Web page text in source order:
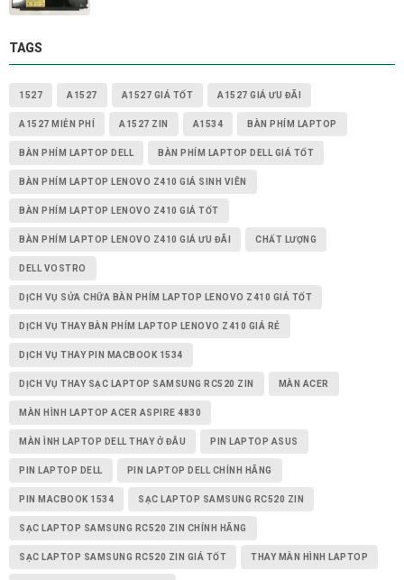
TAGS
1527 A1527 A1527 GIÁ TỐT A1527 GIÁ ƯU ĐÃI
A1527 MIỄN PHÍ A1527 ZIN A1534 BÀN PHÍM LAPTOP
BÀN PHÍM LAPTOP DELL BÀN PHÍM LAPTOP DELL GIÁ TỐT
BÀN PHÍM LAPTOP LENOVO Z410 GIÁ SINH VIÊN
BÀN PHÍM LAPTOP LENOVO Z410 GIÁ TỐT
BÀN PHÍM LAPTOP LENOVO Z410 GIÁ ƯU ĐÃI CHẤT LƯỢNG
DELL VOSTRO
DỊCH VỤ SỬA CHỮA BÀN PHÍM LAPTOP LENOVO Z410 GIÁ TỐT
DỊCH VỤ THAY BÀN PHÍM LAPTOP LENOVO Z410 GIÁ RẺ
DỊCH VỤ THAY PIN MACBOOK 1534
DỊCH VỤ THAY SẠC LAPTOP SAMSUNG RC520 ZIN MÀN ACER
MÀN HÌNH LAPTOP ACER ASPIRE 4830
MÀN ÌNH LAPTOP DELL THAY Ở ĐÂU PIN LAPTOP ASUS
PIN LAPTOP DELL PIN LAPTOP DELL CHÍNH HÃNG
PIN MACBOOK 1534 SẠC LAPTOP SAMSUNG RC520 ZIN
SẠC LAPTOP SAMSUNG RC520 ZIN CHÍNH HÃNG
SẠC LAPTOP SAMSUNG RC520 ZIN GIÁ TỐT THAY MÀN HÌNH LAPTOP